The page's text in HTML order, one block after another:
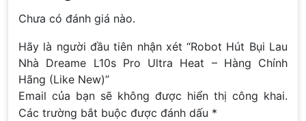
Chưa có đánh giá nào.
Hãy là người đầu tiên nhận xét “Robot Hút Bụi Lau
Nhà Dreame L10s Pro Ultra Heat – Hàng Chính
Hãng (Like New)”
Email của bạn sẽ không được hiển thị công khai.
Các trường bắt buộc được đánh dấu *